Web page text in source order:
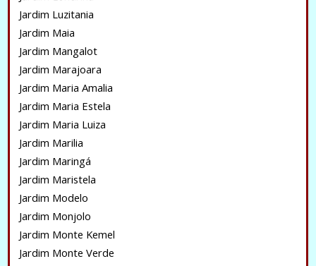
Jardim Luzitania
Jardim Maia
Jardim Mangalot
Jardim Marajoara
Jardim Maria Amalia
Jardim Maria Estela
Jardim Maria Luiza
Jardim Marilia
Jardim Maringá
Jardim Maristela
Jardim Modelo
Jardim Monjolo
Jardim Monte Kemel
Jardim Monte Verde